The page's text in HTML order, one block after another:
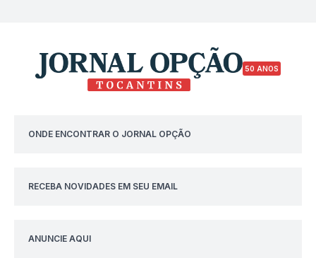
50 ANOS
ONDE ENCONTRAR O JORNAL OPÇÃO
RECEBA NOVIDADES EM SEU EMAIL
ANUNCIE AQUI